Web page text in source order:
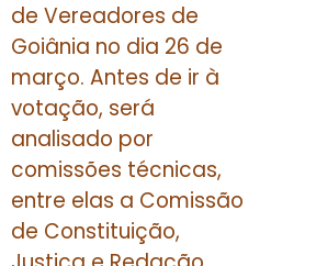
de Vereadores de
Goiânia no dia 26 de
março. Antes de ir à
votação, será
analisado por
comissões técnicas,
entre elas a Comissão
de Constituição,